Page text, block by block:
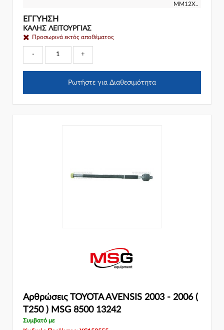
MM12X..
ΕΓΓΎΗΣΗ
ΚΑΛΗΣ ΛΕΙΤΟΥΡΓΙΑΣ
Προσωρινά εκτός αποθέματος
- +
Ρωτήστε για Διαθεσιμότητα
Αρθρώσεις TOYOTA AVENSIS 2003 - 2006 (
T250 ) MSG 8500 13242
Συμβατό με